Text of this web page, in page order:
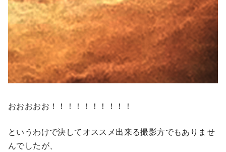
おおおおお！！！！！！！！！！
というわけで決してオススメ出来る撮影方でもありませ
んでしたが、